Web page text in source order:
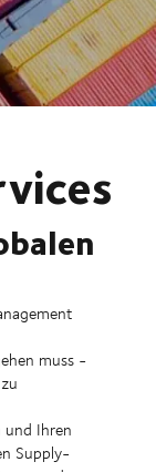
muss -
und Ihren
Supply-